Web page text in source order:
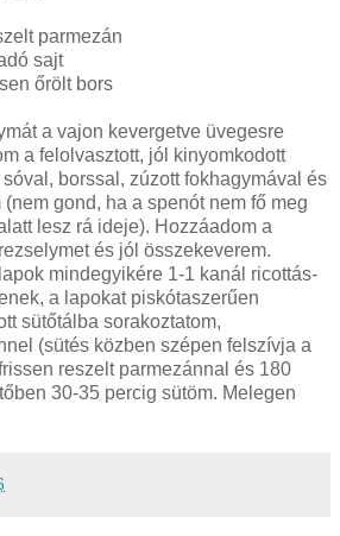
parmezán
sajt
őrölt bors
a vajon kevergetve üvegesre
a felolvasztott, jól kinyomkodott
borssal, zúzott fokhagymával és
gond, ha a spenót nem fő meg
lesz rá ideje). Hozzáadom a
és jól összekeverem.
mindegyikére 1-1 kanál ricottás-
a lapokat piskótaszerűen
sütőtálba sorakoztatom,
(sütés közben szépen felszívja a
reszelt parmezánnal és 180
30-35 percig sütöm. Melegen